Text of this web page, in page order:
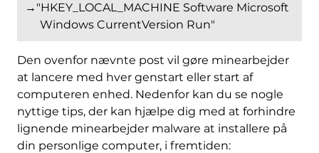
→"HKEY_LOCAL_MACHINE Software Microsoft
Windows CurrentVersion Run"
Den ovenfor nævnte post vil gøre minearbejder
at lancere med hver genstart eller start af
computeren enhed. Nedenfor kan du se nogle
nyttige tips, der kan hjælpe dig med at forhindre
lignende minearbejder malware at installere på
din personlige computer, i fremtiden: